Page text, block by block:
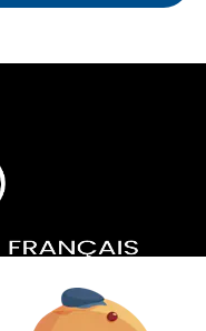
FRANÇAIS